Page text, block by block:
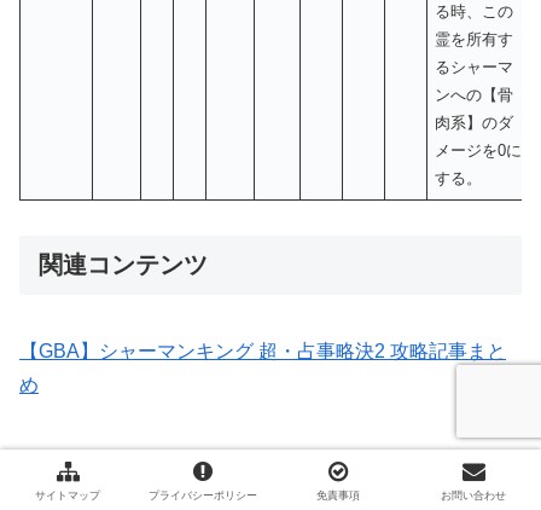
る時、この
霊を所有す
るシャーマ
ンへの【骨
肉系】のダ
メージを0に
する。
関連コンテンツ
【GBA】シャーマンキング 超・占事略決2 攻略記事まと
め
GBA
サイトマップ プライバシーポリシー 免責事項 お問い合わせ